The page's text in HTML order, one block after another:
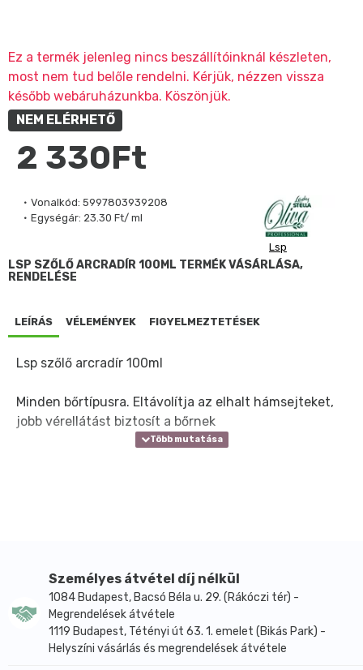
Ez a termék jelenleg nincs beszállítóinknál készleten,
most nem tud belőle rendelni. Kérjük, nézzen vissza
később webáruházunkba. Köszönjük.
Vonalkód: 5997803939208
Egységár: 23.30 Ft/ ml
Lsp
NEM ELÉRHETŐ
2 330Ft
LSP SZŐLŐ ARCRADÍR 100ML TERMÉK VÁSÁRLÁSA,
RENDELÉSE
LEÍRÁS VÉLEMÉNYEK FIGYELMEZTETÉSEK
Lsp szőlő arcradír 100ml
Minden bőrtípusra. Eltávolítja az elhalt hámsejteket,
jobb vérellátást biztosít a bőrnek
Személyes átvétel díj nélkül
1084 Budapest, Bacsó Béla u. 29. (Rákóczi tér) -
Megrendelések átvétele
1119 Budapest, Tétényi út 63. 1. emelet (Bikás Park) -
Helyszíni vásárlás és megrendelések átvétele